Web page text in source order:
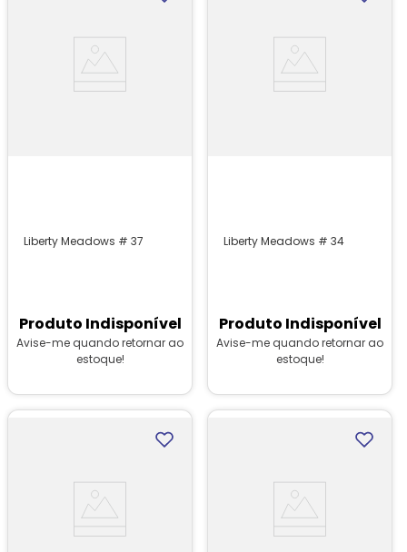
Liberty Meadows # 37
Produto Indisponível
Avise-me quando retornar ao
estoque!
Liberty Meadows # 34
Produto Indisponível
Avise-me quando retornar ao
estoque!